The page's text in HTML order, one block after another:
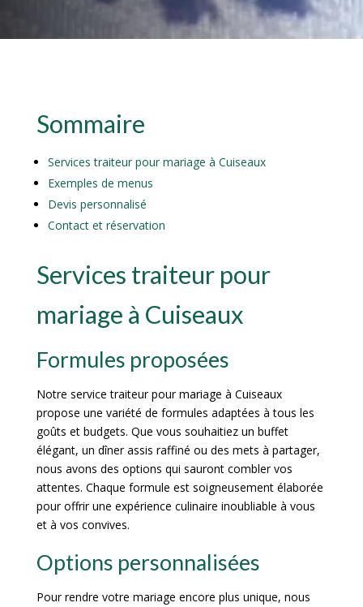
Sommaire
Services traiteur pour mariage à Cuiseaux
Exemples de menus
Devis personnalisé
Contact et réservation
Services traiteur pour
mariage à Cuiseaux
Formules proposées
Notre service traiteur pour mariage à Cuiseaux
propose une variété de formules adaptées à tous les
goûts et budgets. Que vous souhaitiez un buffet
élégant, un dîner assis raffiné ou des mets à partager,
nous avons des options qui sauront combler vos
attentes. Chaque formule est soigneusement élaborée
pour offrir une expérience culinaire inoubliable à vous
et à vos convives.
Options personnalisées
Pour rendre votre mariage encore plus unique, nous